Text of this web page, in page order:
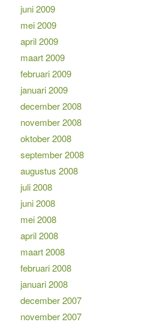
juni 2009
mei 2009
april 2009
maart 2009
februari 2009
januari 2009
december 2008
november 2008
oktober 2008
september 2008
augustus 2008
juli 2008
juni 2008
mei 2008
april 2008
maart 2008
februari 2008
januari 2008
december 2007
november 2007